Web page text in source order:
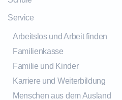
Service
Arbeitslos und Arbeit finden
Familienkasse
Familie und Kinder
Karriere und Weiterbildung
Menschen aus dem Ausland